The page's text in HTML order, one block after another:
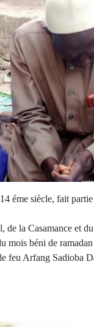
éme siècle, fait
la Casamance et
mois béni de
feu Arfang Sadioba